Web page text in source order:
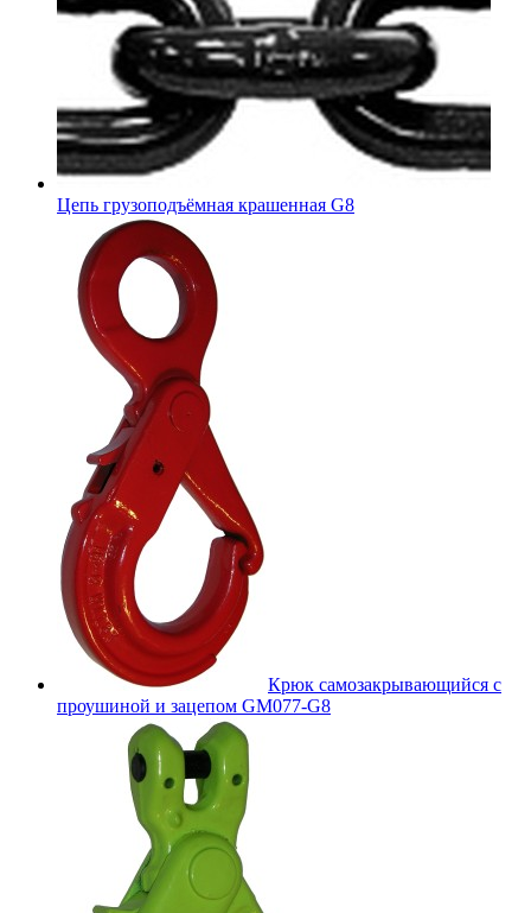
Цепь грузоподъёмная крашенная G8
Крюк самозакрывающийся с
проушиной и зацепом GM077-G8